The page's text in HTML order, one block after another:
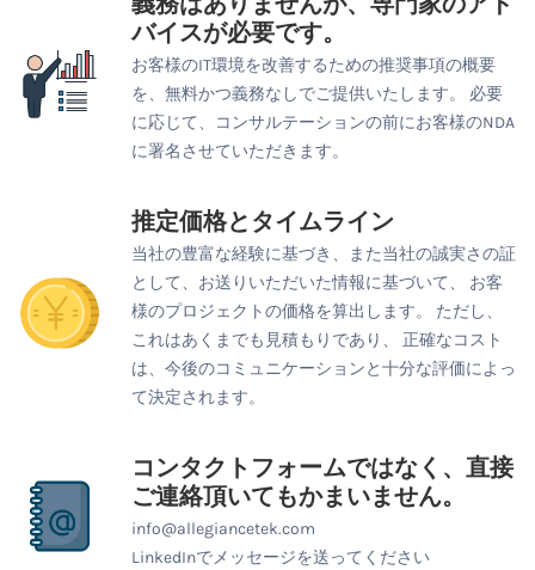
バイスが必要です。
お客様のIT環境を改善するための推奨事項の概要
を、無料かつ義務なしでご提供いたします。 必要
に応じて、コンサルテーションの前にお客様のNDA
に署名させていただきます。
推定価格とタイムライン
当社の豊富な経験に基づき、また当社の誠実さの証
として、お送りいただいた情報に基づいて、 お客
様のプロジェクトの価格を算出します。 ただし、
これはあくまでも見積もりであり、 正確なコスト
は、今後のコミュニケーションと十分な評価によっ
て決定されます。
コンタクトフォームではなく、直接
ご連絡頂いてもかまいません。
info@allegiancetek.com
LinkedInでメッセージを送ってください